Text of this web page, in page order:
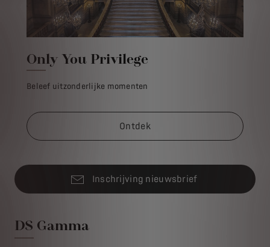
Only You Privilege
Beleef uitzonderlijke momenten
Ontdek
Inschrijving nieuwsbrief
DS Gamma